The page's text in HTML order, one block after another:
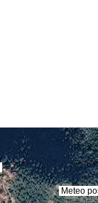
Meteo
Meteo